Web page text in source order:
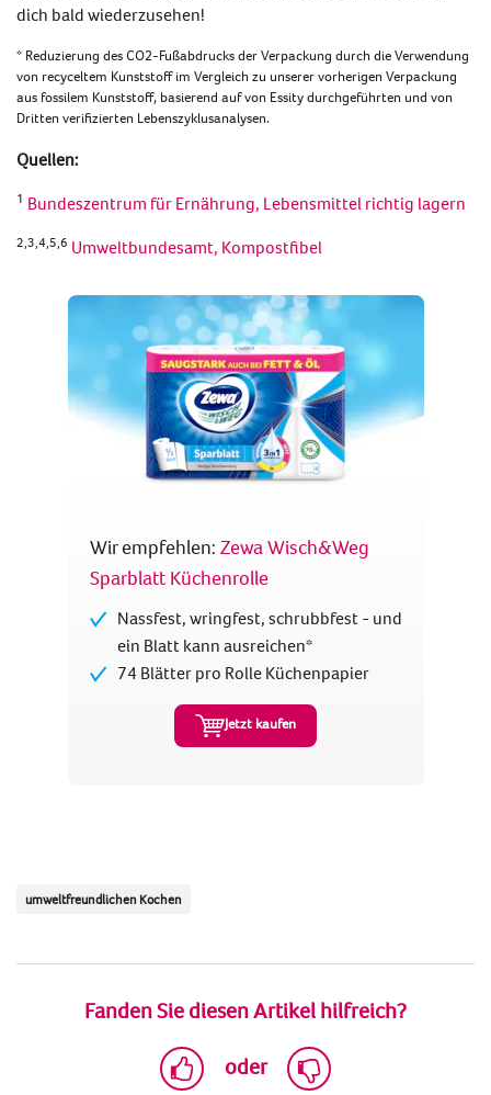
Wir empfehlen: Zewa Wisch&Weg
Sparblatt Küchenrolle
Nassfest, wringfest, schrubbfest - und
ein Blatt kann ausreichen*
74 Blätter pro Rolle Küchenpapier
Jetzt kaufen
dich bald wiederzusehen!
* Reduzierung des CO2-Fußabdrucks der Verpackung durch die Verwendung
von recyceltem Kunststoff im Vergleich zu unserer vorherigen Verpackung
aus fossilem Kunststoff, basierend auf von Essity durchgeführten und von
Dritten verifizierten Lebenszyklusanalysen.
Quellen:
1 Bundeszentrum für Ernährung, Lebensmittel richtig lagern
2,3,4,5,6 Umweltbundesamt, Kompostfibel
umweltfreundlichen Kochen
Fanden Sie diesen Artikel hilfreich?
oder